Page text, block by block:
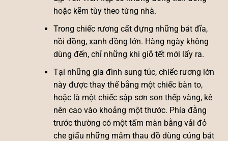
hoặc kẽm tùy theo từng nhà.
Trong chiếc rương cất đựng những bát đĩa,
nồi đồng, xanh đồng lớn. Hàng ngày không
dùng đến, chỉ những khi giỗ tết mới lấy ra.
Tại những gia đình sung túc, chiếc rương lớn
này được thay thế bằng một chiếc bàn to,
hoặc là một chiếc sập sơn son thếp vàng, kê
nên cao vào khoảng một thước. Phía đằng
trước thường có một tấm màn bằng vải đỏ
che giấu những mâm thau đồ dùng cúng bát